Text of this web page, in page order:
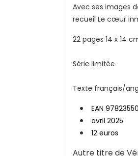
Avec ses images
recueil Le cœur
22 pages 14 x 14
Série limitée
Texte français/
EAN
avril 2025
12 euros
Autre titre de